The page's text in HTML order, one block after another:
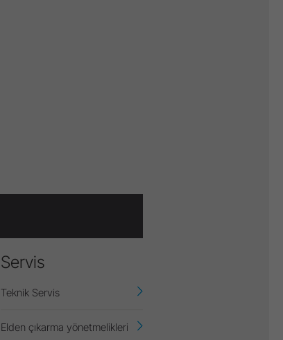
Servis
Teknik Servis
Elden çıkarma yönetmelikleri